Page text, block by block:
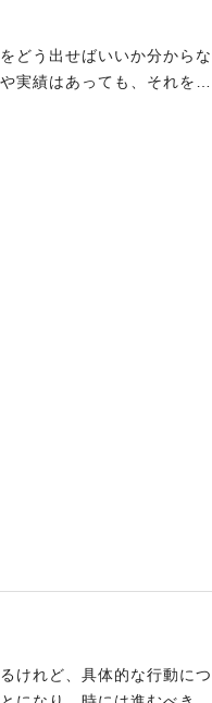
どう出せばいいか分からな
実績はあっても、それをク
リーランスが自身の価値を
けれど、具体的な行動につ